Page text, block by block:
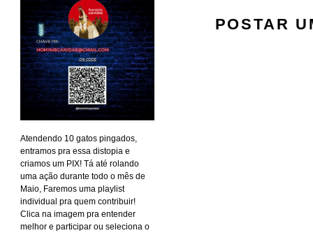
POSTAR
Atendendo 10 gatos pingados,
entramos pra essa distopia e
criamos um PIX! Tá até rolando
uma ação durante todo o mês de
Maio, Faremos uma playlist
individual pra quem contribuir!
Clica na imagem pra entender
melhor e participar ou seleciona o